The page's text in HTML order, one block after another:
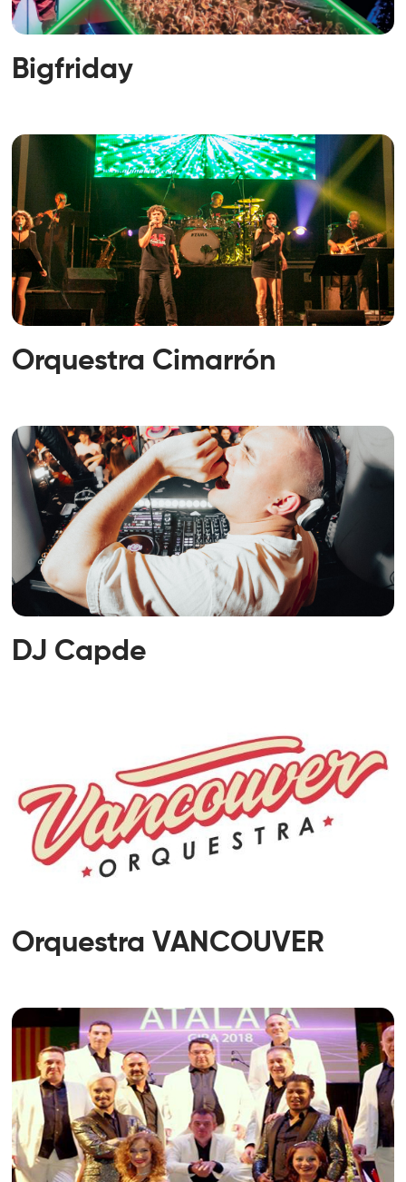
Bigfriday
Orquestra Cimarrón
DJ Capde
Orquestra VANCOUVER